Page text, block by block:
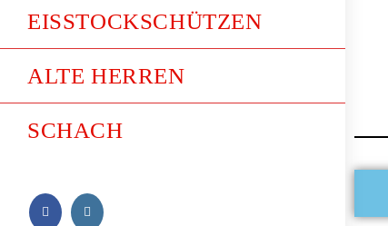
EISSTOCKSCHÜTZEN
ALTE HERREN
SCHACH